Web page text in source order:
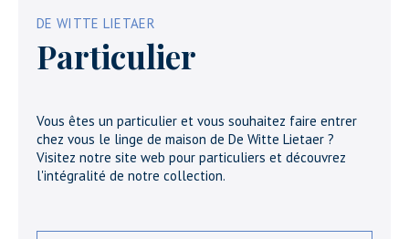
DE WITTE LIETAER
Particulier
Vous êtes un particulier et vous souhaitez faire entrer
chez vous le linge de maison de De Witte Lietaer ?
Visitez notre site web pour particuliers et découvrez
l'intégralité de notre collection.